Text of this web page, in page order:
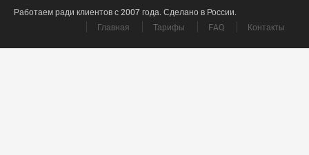
Работаем ради клиентов с 2007 года. Сделано в России.
Главная
Тарифы FAQ Контакты